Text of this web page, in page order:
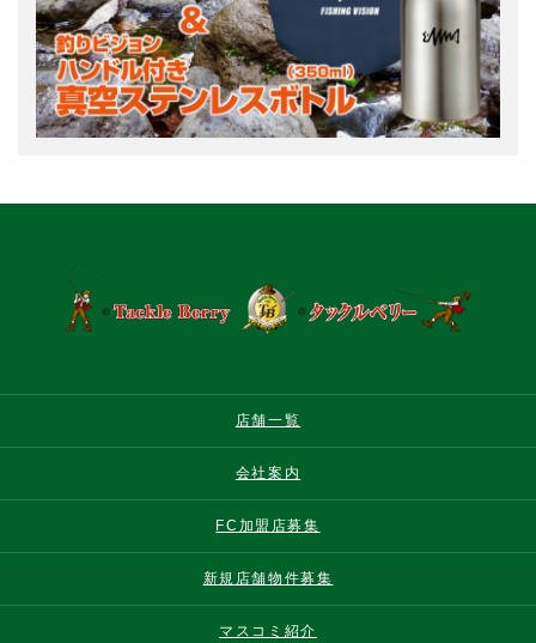
店舗一覧
会社案内
FC加盟店募集
新規店舗物件募集
マスコミ紹介